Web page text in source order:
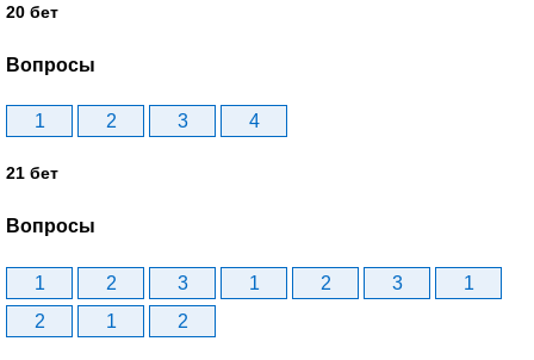
20 бет
Вопросы
1 2 3 4
21 бет
Вопросы
1 2 3 1 2 3
1
2
1 2